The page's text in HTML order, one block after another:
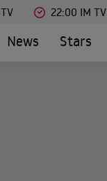
22:00 IM TV
News Stars